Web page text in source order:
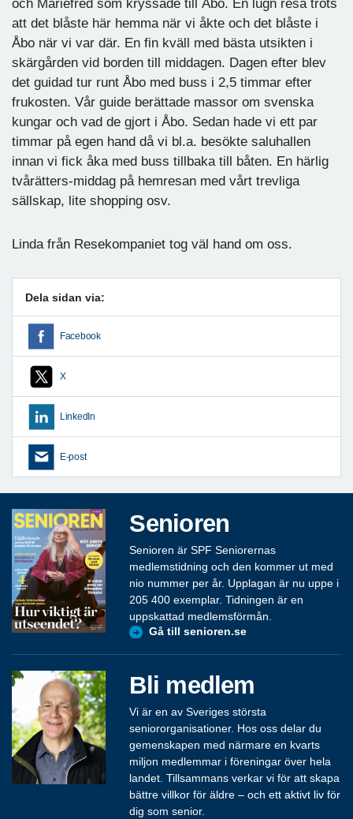
och Mariefred som kryssade till Åbo. En lugn resa trots
att det blåste här hemma när vi åkte och det blåste i
Åbo när vi var där. En fin kväll med bästa utsikten i
skärgården vid borden till middagen. Dagen efter blev
det guidad tur runt Åbo med buss i 2,5 timmar efter
frukosten. Vår guide berättade massor om svenska
kungar och vad de gjort i Åbo. Sedan hade vi ett par
timmar på egen hand då vi bl.a. besökte saluhallen
innan vi fick åka med buss tillbaka till båten. En härlig
tvårätters-middag på hemresan med vårt trevliga
sällskap, lite shopping osv.
Linda från Resekompaniet tog väl hand om oss.
Dela sidan via:
Facebook
X
LinkedIn
E-post
Senioren
Senioren är SPF Seniorernas
medlemstidning och den kommer ut med
nio nummer per år. Upplagan är nu uppe i
205 400 exemplar. Tidningen är en
uppskattad medlemsförmån.
Gå till senioren.se
Bli medlem
Vi är en av Sveriges största
seniororganisationer. Hos oss delar du
gemenskapen med närmare en kvarts
miljon medlemmar i föreningar över hela
landet. Tillsammans verkar vi för att skapa
bättre villkor för äldre – och ett aktivt liv för
dig som senior.